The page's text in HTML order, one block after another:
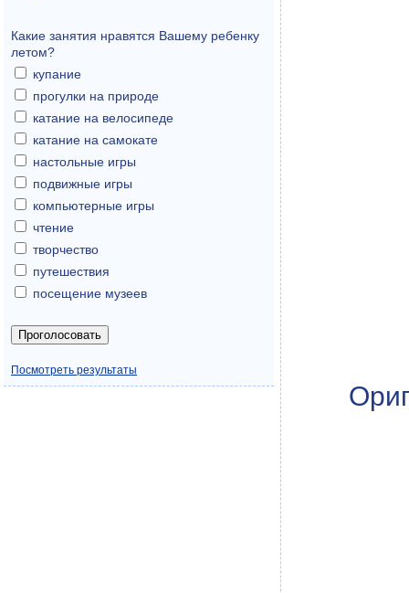
Какие занятия нравятся Вашему ребенку
летом?
купание
прогулки на природе
катание на велосипеде
катание на самокате
настольные игры
подвижные игры
компьютерные игры
чтение
творчество
путешествия
посещение музеев
Посмотреть результаты